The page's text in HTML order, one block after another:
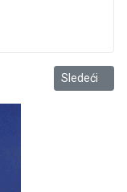
Sledeći
Sledeći